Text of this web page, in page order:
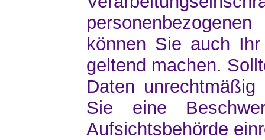
können Sie auch
geltend machen.
Daten
Sie eine
Aufsichtsbehörde